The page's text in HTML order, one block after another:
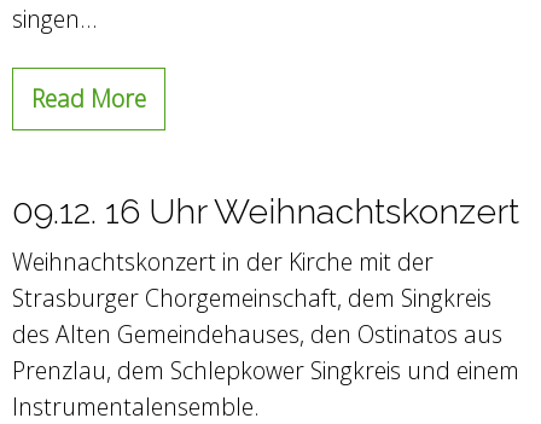
singen…
Read More
09.12. 16 Uhr Weihnachtskonzert
Weihnachtskonzert in der Kirche mit der
Strasburger Chorgemeinschaft, dem Singkreis
des Alten Gemeindehauses, den Ostinatos aus
Prenzlau, dem Schlepkower Singkreis und einem
Instrumentalensemble.